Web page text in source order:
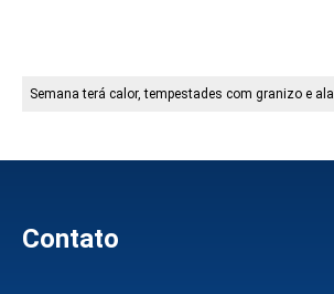
Semana terá calor, tempestades com granizo e
Contato